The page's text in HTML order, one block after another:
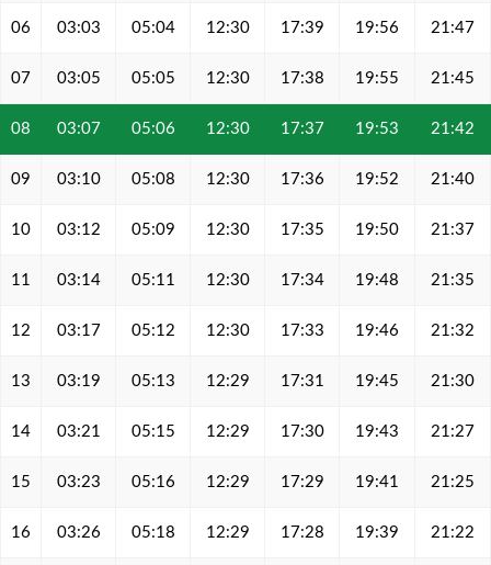
06 03:03 05:04 12:30 17:39 19:56 21:47
07 03:05 05:05 12:30 17:38 19:55 21:45
08 03:07 05:06 12:30 17:37 19:53 21:42
09 03:10 05:08 12:30 17:36 19:52 21:40
10 03:12 05:09 12:30 17:35 19:50 21:37
11 03:14 05:11 12:30 17:34 19:48 21:35
12 03:17 05:12 12:30 17:33 19:46 21:32
13 03:19 05:13 12:29 17:31 19:45 21:30
14 03:21 05:15 12:29 17:30 19:43 21:27
15 03:23 05:16 12:29 17:29 19:41 21:25
16 03:26 05:18 12:29 17:28 19:39 21:22